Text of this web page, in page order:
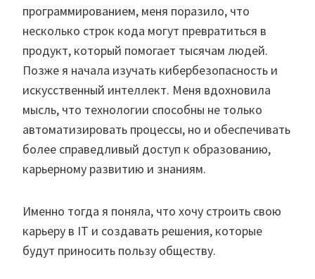
программированием, меня поразило, что
несколько строк кода могут превратиться в
продукт, который помогает тысячам людей.
Позже я начала изучать кибербезопасность и
искусственный интеллект. Меня вдохновила
мысль, что технологии способны не только
автоматизировать процессы, но и обеспечивать
более справедливый доступ к образованию,
карьерному развитию и знаниям.
Именно тогда я поняла, что хочу строить свою
карьеру в IT и создавать решения, которые
будут приносить пользу обществу.